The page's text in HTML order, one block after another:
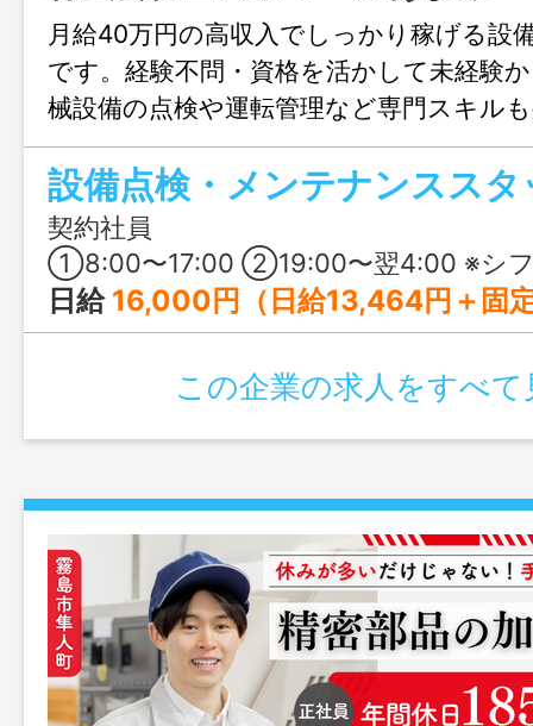
月給40万円の高収入でしっかり稼げる設
です。経験不問・資格を活かして未経験
械設備の点検や運転管理など専門スキル
馬毛島での勤務ですが、寮完備・帰省手
のサポートもあり、期間を決めて集中し
もおすすめです。
設備点検・メンテナンススタ
契約社員
①8:00〜17:00 ②19:00〜翌4:00 ※シフト制 ※1日の就業時間は1時間2分24秒の時間外労働を含む ※②は月5〜6日程度（
日給 16,000円（日給13,464円＋固定残業代2,536円（1時間2分24秒分）） 【月給換算（25日で算出）】 基本給：336,600円
この企業の求人をすべて